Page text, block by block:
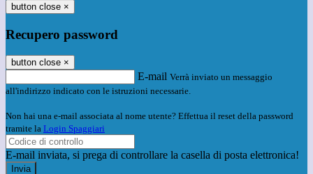
button close ×
Recupero password
button close ×
E-mail Verrà inviato un messaggio
all'indirizzo indicato con le istruzioni necessarie.
Non hai una e-mail associata al nome utente? Effettua il reset della password
tramite la Login Spaggiari
E-mail inviata, si prega di controllare la casella di posta elettronica!